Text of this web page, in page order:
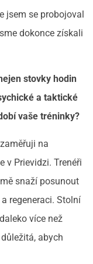
jsem se probojoval
dokonce získali
stovky hodin
a taktické
vaše tréninky?
na
v Prievidzi. Trenéři
snaží posunout
regeneraci. Stolní
více než
abych